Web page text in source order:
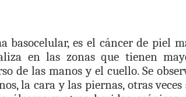
un bus que estaba siendo lavado
basocelular, es el cáncer de piel
en las zonas que tienen
de las manos y el cuello. Se
la cara y las piernas, otras veces